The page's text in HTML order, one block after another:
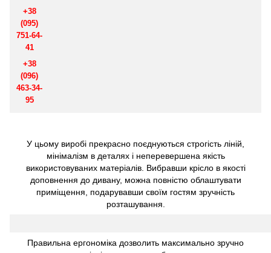
+38
(095)
751-64-
41
+38
(096)
463-34-
95
У цьому виробі прекрасно поєднуються строгість ліній,
мінімалізм в деталях і неперевершена якість
використовуваних матеріалів. Вибравши крісло в якості
доповнення до дивану, можна повністю облаштувати
приміщення, подарувавши своїм гостям зручність
розташування.
Правильна ергономіка дозволить максимально зручно